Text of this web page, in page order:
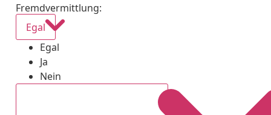
Fremdvermittlung:
Egal
Egal
Ja
Nein